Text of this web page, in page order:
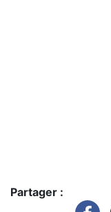
Partager :